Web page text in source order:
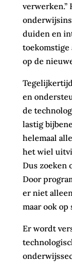
verwerken.”
duiden en
toekomstige
op de
en
de
lastig
helemaal
het wiel
Dus zoeken
Door
er niet
maar ook op
Er wordt